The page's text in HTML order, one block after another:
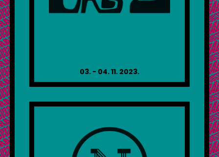
03. - 04. 11. 2023.